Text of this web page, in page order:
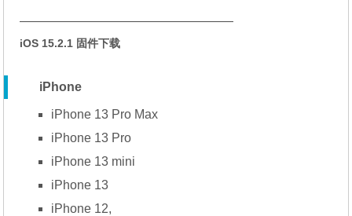
—————————————————
iOS 15.2.1 固件下载
iPhone
iPhone 13 Pro Max
iPhone 13 Pro
iPhone 13 mini
iPhone 13
iPhone 12,